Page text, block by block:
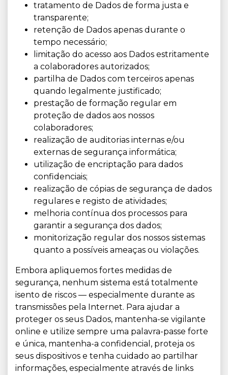
tratamento de Dados de forma justa e
transparente;
retenção de Dados apenas durante o
tempo necessário;
limitação do acesso aos Dados estritamente
a colaboradores autorizados;
partilha de Dados com terceiros apenas
quando legalmente justificado;
prestação de formação regular em
proteção de dados aos nossos
colaboradores;
realização de auditorias internas e/ou
externas de segurança informática;
utilização de encriptação para dados
confidenciais;
realização de cópias de segurança de dados
regulares e registo de atividades;
melhoria contínua dos processos para
garantir a segurança dos dados;
monitorização regular dos nossos sistemas
quanto a possíveis ameaças ou violações.
Embora apliquemos fortes medidas de
segurança, nenhum sistema está totalmente
isento de riscos — especialmente durante as
transmissões pela Internet. Para ajudar a
proteger os seus Dados, mantenha-se vigilante
online e utilize sempre uma palavra-passe forte
e única, mantenha-a confidencial, proteja os
seus dispositivos e tenha cuidado ao partilhar
informações, especialmente através de links